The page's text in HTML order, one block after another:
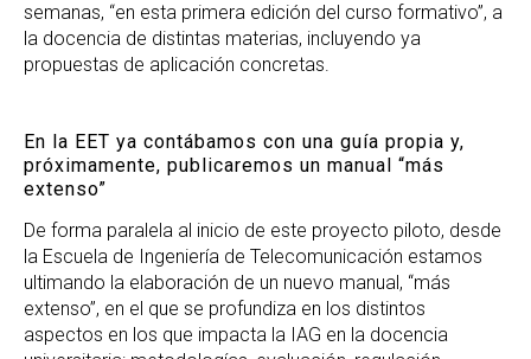
semanas, “en esta primera edición del curso formativo”, a
la docencia de distintas materias, incluyendo ya
propuestas de aplicación concretas.
En la EET ya contábamos con una guía propia y,
próximamente, publicaremos un manual “más
extenso”
De forma paralela al inicio de este proyecto piloto, desde
la Escuela de Ingeniería de Telecomunicación estamos
ultimando la elaboración de un nuevo manual, “más
extenso”, en el que se profundiza en los distintos
aspectos en los que impacta la IAG en la docencia